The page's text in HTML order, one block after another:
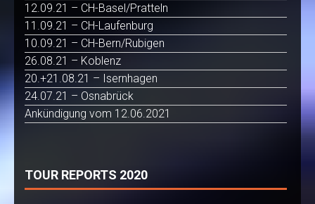
12.09.21 – CH-Basel/Pratteln
11.09.21 – CH-Laufenburg
10.09.21 – CH-Bern/Rubigen
26.08.21 – Koblenz
20.+21.08.21 – Isernhagen
24.07.21 – Osnabrück
Ankündigung vom 12.06.2021
TOUR REPORTS 2020